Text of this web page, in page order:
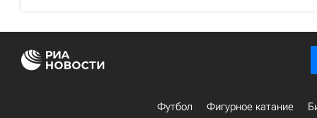
Футбол Фигурное катание